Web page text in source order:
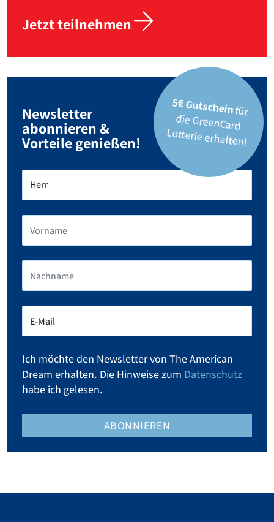
Jetzt teilnehmen
Newsletter
abonnieren &
Vorteile genießen!
5€ Gutscheinfür
die GreenCard
Lotterie erhalten!
Ich möchte den Newsletter von The American
Dream erhalten. Die Hinweise zum Datenschutz
habe ich gelesen.
ABONNIEREN